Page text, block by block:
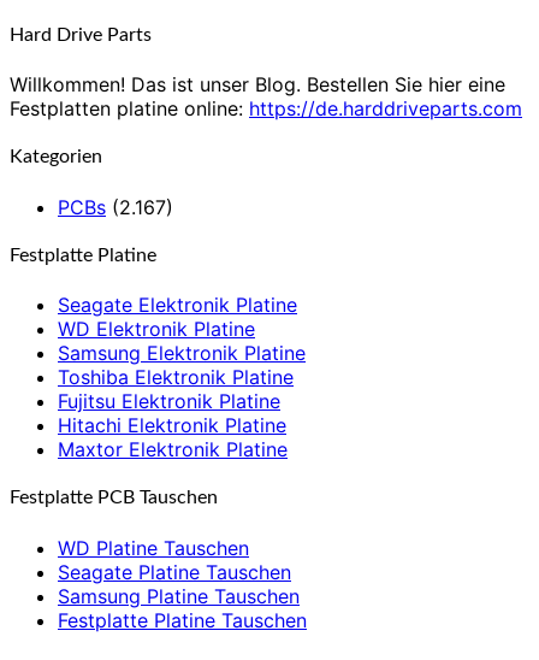
Hard Drive Parts
Willkommen! Das ist unser Blog. Bestellen Sie hier eine
Festplatten platine online: https://de.harddriveparts.com
Kategorien
PCBs (2.167)
Festplatte Platine
Seagate Elektronik Platine
WD Elektronik Platine
Samsung Elektronik Platine
Toshiba Elektronik Platine
Fujitsu Elektronik Platine
Hitachi Elektronik Platine
Maxtor Elektronik Platine
Festplatte PCB Tauschen
WD Platine Tauschen
Seagate Platine Tauschen
Samsung Platine Tauschen
Festplatte Platine Tauschen